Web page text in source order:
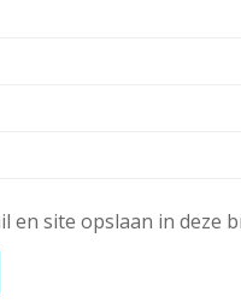
en site opslaan in deze